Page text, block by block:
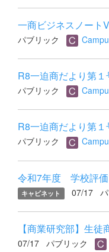
一商ビジネスノート
パブリック
R8一迫商だより第１
パブリック
R8一迫商だより第１
パブリック
令和7年度 学校評価
キャビネット 07/17
【商業研究部】生
07/17 パブリック